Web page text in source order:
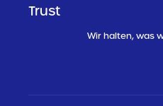
Trust
Wir halten, was